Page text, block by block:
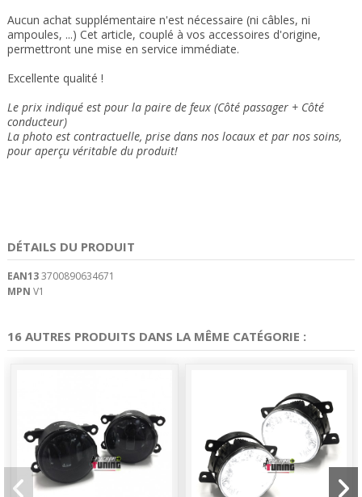
Aucun achat supplémentaire n'est nécessaire (ni câbles, ni
ampoules, ...) Cet article, couplé à vos accessoires d'origine,
permettront une mise en service immédiate.
Excellente qualité !
Le prix indiqué est pour la paire de feux (Côté passager + Côté
conducteur)
La photo est contractuelle, prise dans nos locaux et par nos soins,
pour aperçu véritable du produit!
DÉTAILS DU PRODUIT
EAN133700890634671
MPN V1
16 AUTRES PRODUITS DANS LA MÊME CATÉGORIE :